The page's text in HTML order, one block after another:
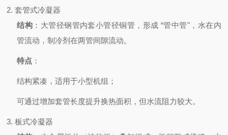
2. 套管式冷凝器
结构 ：大管径钢管内套小管径铜管，形成 “管中管"，水在内
管流动，制冷剂在两管间隙流动。
特点 ：
结构紧凑，适用于小型机组；
可通过增加套管长度提升换热面积，但水流阻力较大。
3. 板式冷凝器